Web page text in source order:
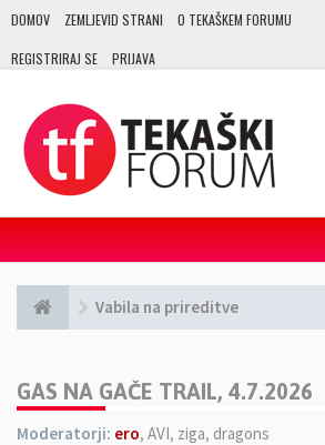
DOMOV ZEMLJEVID STRANI O TEKAŠKEM FORUMU
REGISTRIRAJ SE PRIJAVA
Vabila na prireditve
GAS NA GAČE TRAIL, 4.7.2026
Moderatorji: ero, AVI, ziga, dragons